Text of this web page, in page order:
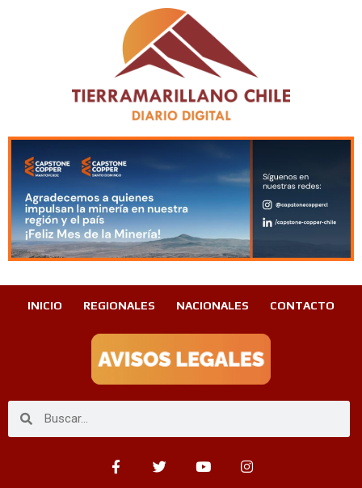
INICIO REGIONALES NACIONALES CONTACTO